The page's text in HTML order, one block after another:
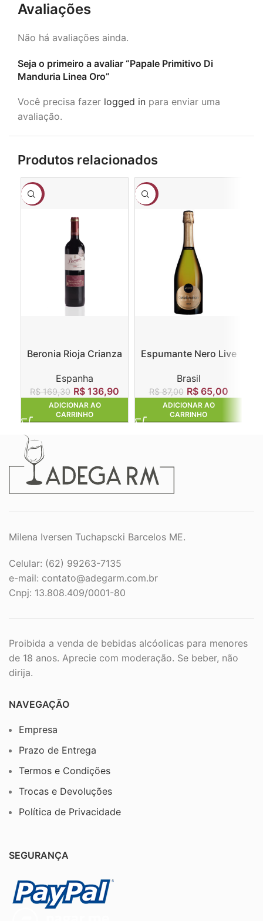
Avaliações
Não há avaliações ainda.
Seja o primeiro a avaliar “Papale Primitivo Di
Manduria Linea Oro”
Você precisa fazer logged in para enviar uma
avaliação.
Produtos relacionados
-19%
Beronia Rioja Crianza
Espanha
R$169,30 R$ 136,90
ADICIONAR AO
CARRINHO
-25%
Espumante Nero Live
Brasil
R$87,00 R$65,00
ADICIONAR AO
CARRINHO
Milena Iversen Tuchapscki Barcelos ME.
Celular: (62) 99263-7135
e-mail: contato@adegarm.com.br
Cnpj: 13.808.409/0001-80
Proibida a venda de bebidas alcóolicas para menores
de 18 anos. Aprecie com moderação. Se beber, não
dirija.
NAVEGAÇÃO
Empresa
Prazo de Entrega
Termos e Condições
Trocas e Devoluções
Política de Privacidade
SEGURANÇA